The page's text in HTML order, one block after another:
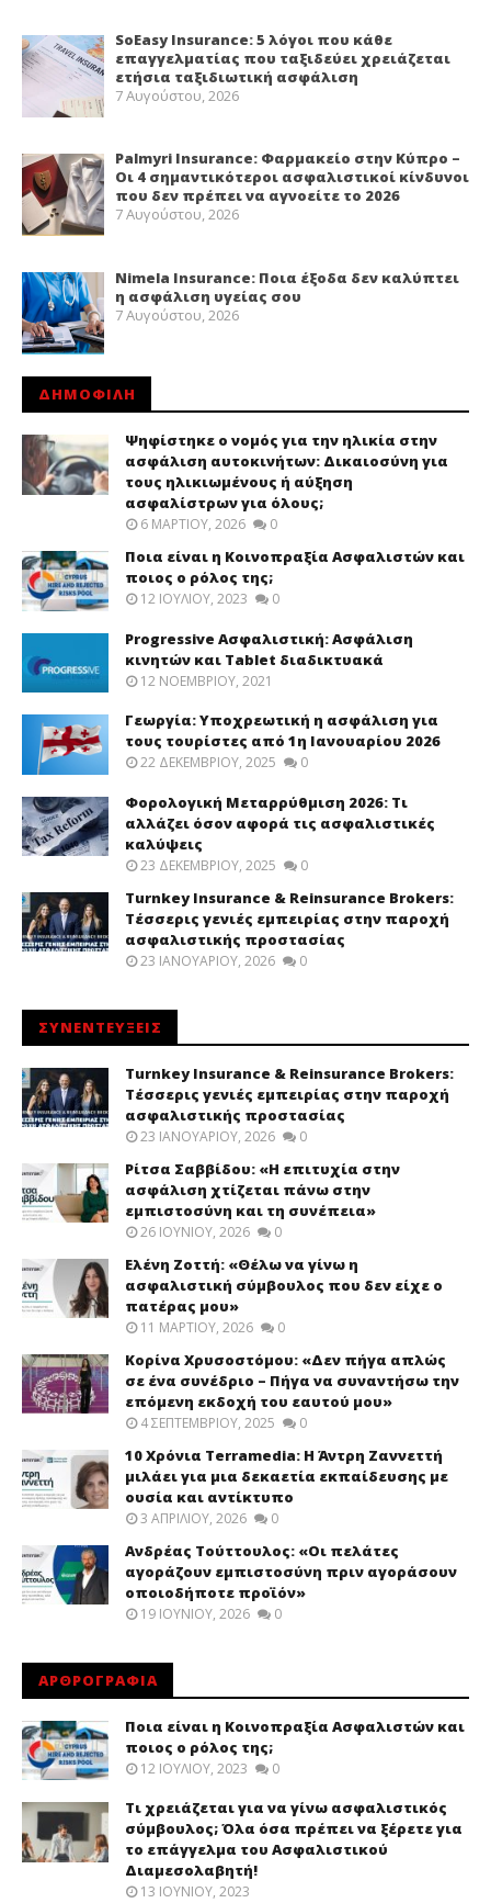
SoEasy Insurance: 5 λόγοι που κάθε
επαγγελματίας που ταξιδεύει χρειάζεται
ετήσια ταξιδιωτική ασφάλιση
7 Αυγούστου, 2026
Palmyri Insurance: Φαρμακείο στην Κύπρο –
Οι 4 σημαντικότεροι ασφαλιστικοί κίνδυνοι
που δεν πρέπει να αγνοείτε το 2026
7 Αυγούστου, 2026
Nimela Insurance: Ποια έξοδα δεν καλύπτει
η ασφάλιση υγείας σου
7 Αυγούστου, 2026
ΔΗΜΟΦΙΛΗ
Ψηφίστηκε ο νομός για την ηλικία στην
ασφάλιση αυτοκινήτων: Δικαιοσύνη για
τους ηλικιωμένους ή αύξηση
ασφαλίστρων για όλους;
6 ΜΑΡΤΊΟΥ, 2026 0
Ποια είναι η Κοινοπραξία Ασφαλιστών και
ποιος ο ρόλος της;
12 ΙΟΥΛΊΟΥ, 2023 0
Progressive Ασφαλιστική: Ασφάλιση
κινητών και Tablet διαδικτυακά
12 ΝΟΕΜΒΡΊΟΥ, 2021
Γεωργία: Υποχρεωτική η ασφάλιση για
τους τουρίστες από 1η Ιανουαρίου 2026
22 ΔΕΚΕΜΒΡΊΟΥ, 2025 0
Φορολογική Μεταρρύθμιση 2026: Τι
αλλάζει όσον αφορά τις ασφαλιστικές
καλύψεις
23 ΔΕΚΕΜΒΡΊΟΥ, 2025 0
Turnkey Insurance & Reinsurance Brokers:
Τέσσερις γενιές εμπειρίας στην παροχή
ασφαλιστικής προστασίας
23 ΙΑΝΟΥΑΡΊΟΥ, 2026 0
ΣΥΝΕΝΤΕΥΞΕΙΣ
Turnkey Insurance & Reinsurance Brokers:
Τέσσερις γενιές εμπειρίας στην παροχή
ασφαλιστικής προστασίας
23 ΙΑΝΟΥΑΡΊΟΥ, 2026 0
Ρίτσα Σαββίδου: «Η επιτυχία στην
ασφάλιση χτίζεται πάνω στην
εμπιστοσύνη και τη συνέπεια»
26 ΙΟΥΝΊΟΥ, 2026 0
Ελένη Ζοττή: «Θέλω να γίνω η
ασφαλιστική σύμβουλος που δεν είχε ο
πατέρας μου»
11 ΜΑΡΤΊΟΥ, 2026 0
Κορίνα Χρυσοστόμου: «Δεν πήγα απλώς
σε ένα συνέδριο – Πήγα να συναντήσω την
επόμενη εκδοχή του εαυτού μου»
4 ΣΕΠΤΕΜΒΡΊΟΥ, 2025 0
10 Χρόνια Terramedia: Η Άντρη Ζαννεττή
μιλάει για μια δεκαετία εκπαίδευσης με
ουσία και αντίκτυπο
3 ΑΠΡΙΛΊΟΥ, 2026 0
Ανδρέας Τούττουλος: «Οι πελάτες
αγοράζουν εμπιστοσύνη πριν αγοράσουν
οποιοδήποτε προϊόν»
19 ΙΟΥΝΊΟΥ, 2026 0
ΑΡΘΡΟΓΡΑΦΙΑ
Ποια είναι η Κοινοπραξία Ασφαλιστών και
ποιος ο ρόλος της;
12 ΙΟΥΛΊΟΥ, 2023 0
Τι χρειάζεται για να γίνω ασφαλιστικός
σύμβουλος; Όλα όσα πρέπει να ξέρετε για
το επάγγελμα του Ασφαλιστικού
Διαμεσολαβητή!
13 ΙΟΥΝΊΟΥ, 2023